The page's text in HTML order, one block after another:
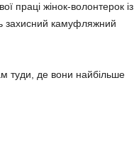
праці жінок-волонтерок із
захисний камуфляжний
туди, де вони найбільше